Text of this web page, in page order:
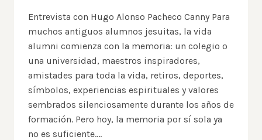
Entrevista con Hugo Alonso Pacheco Canny Para
muchos antiguos alumnos jesuitas, la vida
alumni comienza con la memoria: un colegio o
una universidad, maestros inspiradores,
amistades para toda la vida, retiros, deportes,
símbolos, experiencias espirituales y valores
sembrados silenciosamente durante los años de
formación. Pero hoy, la memoria por sí sola ya
no es suficiente….